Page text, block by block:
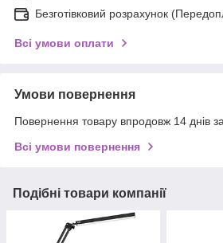
Безготівковий розрахунок
Всі умови оплати
Умови повернення
Повернення товару впродовж 14 днів
Всі умови повернення
Подібні товари компанії